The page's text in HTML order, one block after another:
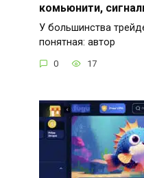
комьюнити,
У большинства
понятная: автор
0 17